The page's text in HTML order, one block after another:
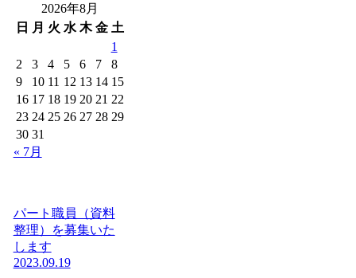
2026年8月
日
月 火 水 木 金 土
1
2
3 4 5 6 7
8
9
10 11 12 13 14 15
16 17 18 19 20 21 22
23 24 25 26 27 28 29
30 31
« 7月
パート職員（資料
整理）を募集いた
します
2023.09.19